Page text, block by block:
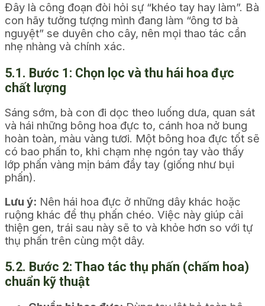
Đây là công đoạn đòi hỏi sự “khéo tay hay làm”. Bà
con hãy tưởng tượng mình đang làm “ông tơ bà
nguyệt” se duyên cho cây, nên mọi thao tác cần
nhẹ nhàng và chính xác.
5.1. Bước 1: Chọn lọc và thu hái hoa đực
chất lượng
Sáng sớm, bà con đi dọc theo luống dưa, quan sát
và hái những bông hoa đực to, cánh hoa nở bung
hoàn toàn, màu vàng tươi. Một bông hoa đực tốt sẽ
có bao phấn to, khi chạm nhẹ ngón tay vào thấy
lớp phấn vàng mịn bám đầy tay (giống như bụi
phấn).
Lưu ý: Nên hái hoa đực ở những dây khác hoặc
ruộng khác để thụ phấn chéo. Việc này giúp cải
thiện gen, trái sau này sẽ to và khỏe hơn so với tự
thụ phấn trên cùng một dây.
5.2. Bước 2: Thao tác thụ phấn (chấm hoa)
chuẩn kỹ thuật